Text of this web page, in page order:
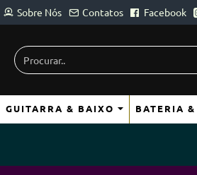
Sobre Nós Contatos Facebook
Procurar..
GUITARRA & BAIXO BATERIA &